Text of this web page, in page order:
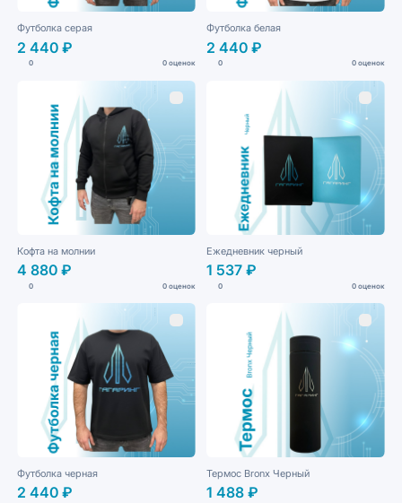
Футболка серая
2 440 ₽
0 0 оценок
Футболка белая
2 440 ₽
0 0 оценок
Кофта на молнии
4 880 ₽
0 0 оценок
Ежедневник черный
1 537 ₽
0 0 оценок
Футболка черная
2 440 ₽
Термос Bronx Черный
1 488 ₽